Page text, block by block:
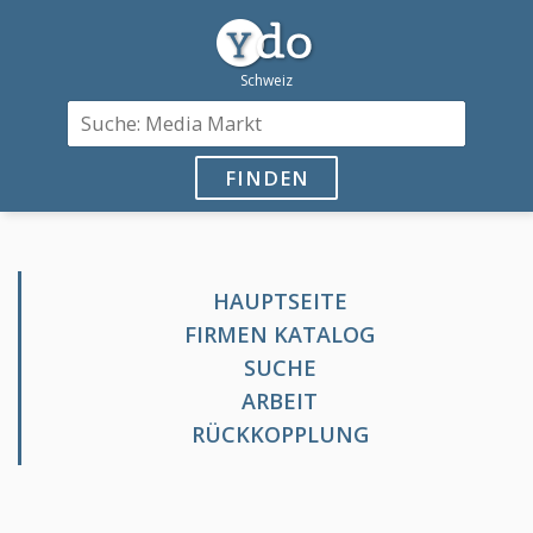
FINDEN
HAUPTSEITE
FIRMEN KATALOG
SUCHE
ARBEIT
RÜCKKOPPLUNG